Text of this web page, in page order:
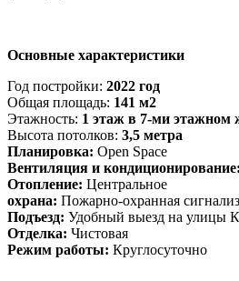
Основные характеристики
Год постройки: 2022 год
Общая площадь: 141 м2
Этажность: 1 этаж в 7-ми этажном
Высота потолков: 3,5 метра
Планировка: Open Space
Вентиляция и кондиционирование:
Отопление: Центральное
охрана: Пожарно-охранная
Подъезд: Удобный выезд на улицы
Отделка: Чистовая
Режим работы: Круглосуточно